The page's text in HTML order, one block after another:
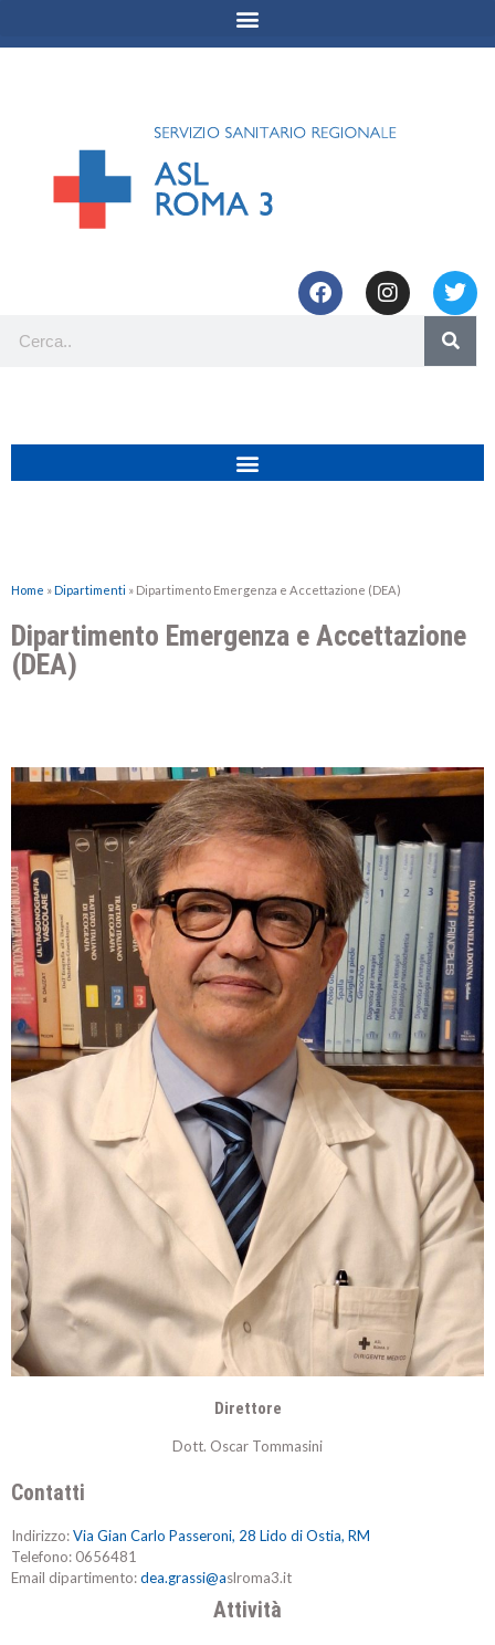
Home »Dipartimenti » Dipartimento Emergenza e Accettazione (DEA)
Dipartimento Emergenza e Accettazione
(DEA)
Direttore
Dott. Oscar Tommasini
Contatti
Indirizzo:Via Gian Carlo Passeroni, 28 Lido di Ostia, RM
Telefono: 0656481
Email dipartimento:dea.grassi@aslroma3.it
Attività